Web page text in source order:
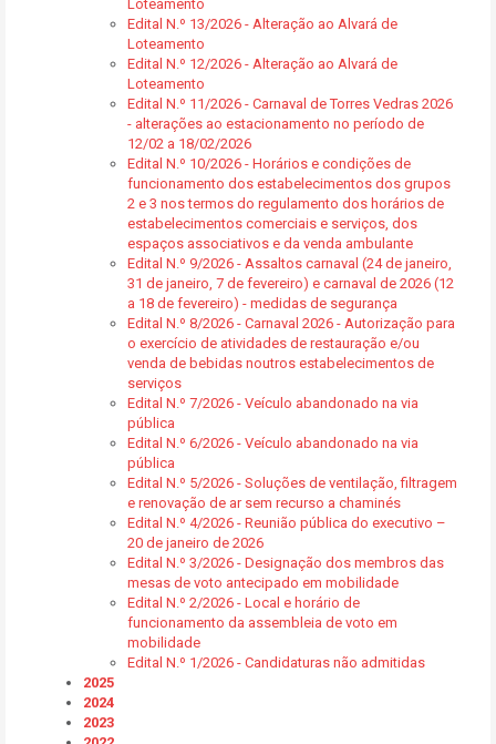
Loteamento
Edital N.º 13/2026 - Alteração ao Alvará de
Loteamento
Edital N.º 12/2026 - Alteração ao Alvará de
Loteamento
Edital N.º 11/2026 - Carnaval de Torres Vedras 2026
- alterações ao estacionamento no período de
12/02 a 18/02/2026
Edital N.º 10/2026 - Horários e condições de
funcionamento dos estabelecimentos dos grupos
2 e 3 nos termos do regulamento dos horários de
estabelecimentos comerciais e serviços, dos
espaços associativos e da venda ambulante
Edital N.º 9/2026 - Assaltos carnaval (24 de janeiro,
31 de janeiro, 7 de fevereiro) e carnaval de 2026 (12
a 18 de fevereiro) - medidas de segurança
Edital N.º 8/2026 - Carnaval 2026 - Autorização para
o exercício de atividades de restauração e/ou
venda de bebidas noutros estabelecimentos de
serviços
Edital N.º 7/2026 - Veículo abandonado na via
pública
Edital N.º 6/2026 - Veículo abandonado na via
pública
Edital N.º 5/2026 - Soluções de ventilação, filtragem
e renovação de ar sem recurso a chaminés
Edital N.º 4/2026 - Reunião pública do executivo –
20 de janeiro de 2026
Edital N.º 3/2026 - Designação dos membros das
mesas de voto antecipado em mobilidade
Edital N.º 2/2026 - Local e horário de
funcionamento da assembleia de voto em
mobilidade
Edital N.º 1/2026 - Candidaturas não admitidas
2025
2024
2023